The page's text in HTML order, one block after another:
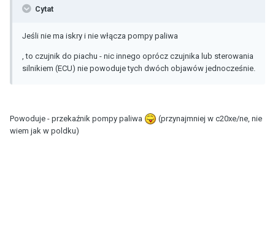
Cytat
Jeśli nie ma iskry i nie włącza pompy paliwa
, to czujnik do piachu - nic innego oprócz czujnika lub sterowania
silnikiem (ECU) nie powoduje tych dwóch objawów jednocześnie.
Powoduje - przekaźnik pompy paliwa
(przynajmniej w c20xe/ne, nie
wiem jak w poldku)